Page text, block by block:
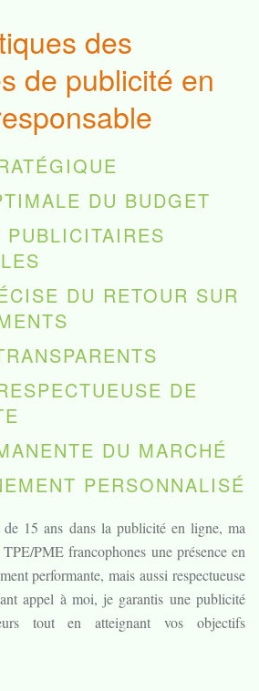
des
de publicité en
DU BUDGET
PUBLICITAIRES
DU RETOUR SUR
DE
DU MARCHÉ
PERSONNALISÉ
de 15 ans dans la publicité en ligne, ma
PME francophones une présence en
performante, mais aussi respectueuse
appel à moi, je garantis une publicité
tout en atteignant vos objectifs